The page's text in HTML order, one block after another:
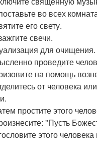
во всех
его свету.
свечи.
для очищения.
проведите
на помощь
от человека
простите этого
"Пусть
этого